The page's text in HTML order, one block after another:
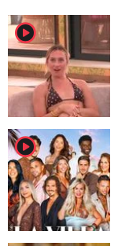
player2
player2